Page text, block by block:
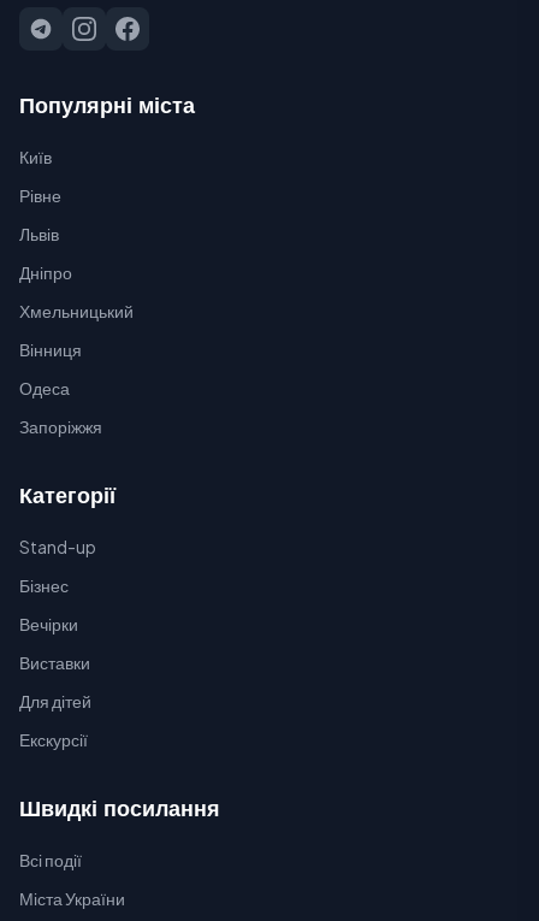
Популярні міста
Київ
Рівне
Львів
Дніпро
Хмельницький
Вінниця
Одеса
Запоріжжя
Категорії
Stand-up
Бізнес
Вечірки
Виставки
Для дітей
Екскурсії
Швидкі посилання
Всі події
Міста України